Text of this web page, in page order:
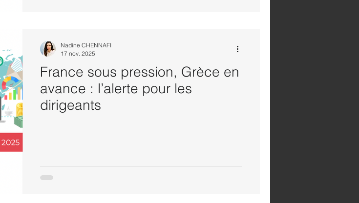
France sous pression, Grèce en
avance : l’alerte pour les
dirigeants
Nadine CHENNAFI
17 nov. 2025